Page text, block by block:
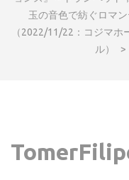
(Enter
玉の音色で紡ぐロマ
（2022/11/22：コジマホ
ル）
>